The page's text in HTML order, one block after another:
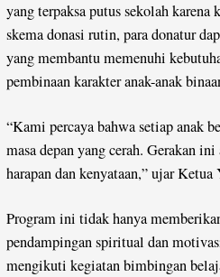
yang terpaksa putus sekolah
skema donasi rutin, para donatur
yang membantu memenuhi
pembinaan karakter anak-anak
“Kami percaya bahwa setiap anak
masa depan yang cerah. Gerakan
harapan dan kenyataan,” ujar Ketua
Program ini tidak hanya
pendampingan spiritual dan
mengikuti kegiatan bimbingan